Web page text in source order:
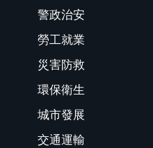
警政治安
勞工就業
災害防救
環保衛生
城市發展
交通運輸